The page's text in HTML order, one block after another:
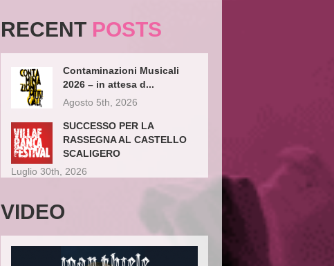
RECENT POSTS
Contaminazioni Musicali
2026 – in attesa d...
Agosto 5th, 2026
SUCCESSO PER LA
RASSEGNA AL CASTELLO
SCALIGERO
Luglio 30th, 2026
VIDEO